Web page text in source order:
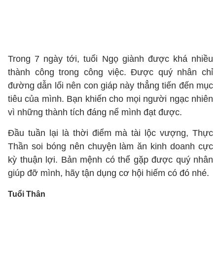
Trong 7 ngày tới, tuổi Ngọ giành được khá nhiều
thành công trong công việc. Được quý nhân chỉ
đường dẫn lối nên con giáp này thẳng tiến đến mục
tiêu của mình. Bạn khiến cho mọi người ngạc nhiên
vì những thành tích đáng nể mình đạt được.
Đầu tuần lại là thời điểm mà tài lộc vượng, Thực
Thần soi bóng nên chuyện làm ăn kinh doanh cực
kỳ thuận lợi. Bản mệnh có thể gặp được quý nhân
giúp đỡ mình, hãy tận dụng cơ hội hiếm có đó nhé.
Tuổi Thân